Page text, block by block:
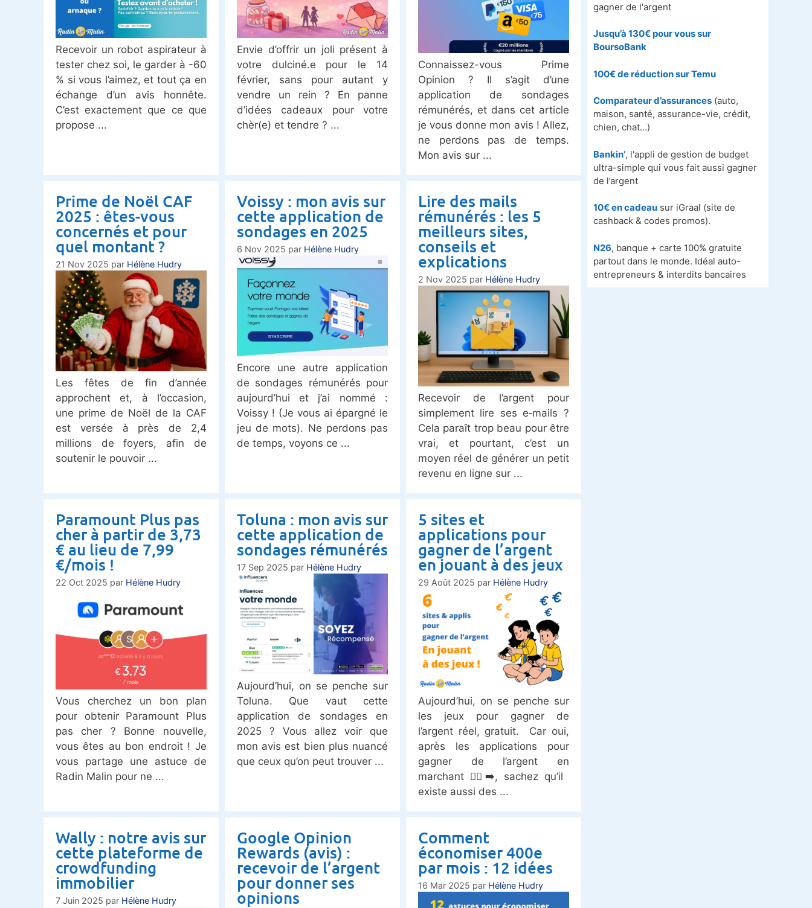
Recevoir un robot aspirateur à
tester chez soi, le garder à -60
% si vous l’aimez, et tout ça en
échange d’un avis honnête.
C’est exactement que ce que
propose
Envie d’offrir un joli présent à
votre dulciné.e pour le 14
février, sans pour autant y
vendre un rein ? En panne
d’idées cadeaux pour votre
chèr(e) et tendre ?
Connaissez-vous Prime
Opinion ? Il s’agit d’une
application de sondages
rémunérés, et dans cet article
je vous donne mon avis ! Allez,
ne perdons pas de temps.
Mon avis sur
Prime de Noël CAF
2025 : êtes-vous
concernés et pour
quel montant ?
21 Nov 2025 par Hélène Hudry
Les fêtes de fin d’année
approchent et, à l’occasion,
une prime de Noël de la CAF
est versée à près de 2,4
millions de foyers, afin de
soutenir le pouvoir
Voissy : mon avis sur
cette application de
sondages en 2025
6 Nov 2025 par Hélène Hudry
Encore une autre application
de sondages rémunérés pour
aujourd’hui et j’ai nommé :
Voissy ! (Je vous ai épargné le
jeu de mots). Ne perdons pas
de temps, voyons ce
Lire des mails
rémunérés : les 5
meilleurs sites,
conseils et
explications
2 Nov 2025 par Hélène Hudry
Recevoir de l’argent pour
simplement lire ses e‑mails ?
Cela paraît trop beau pour être
vrai, et pourtant, c’est un
moyen réel de générer un petit
revenu en ligne sur
Paramount Plus pas
cher à partir de 3,73
€ au lieu de 7,99
€/mois !
22 Oct 2025 par Hélène Hudry
Vous cherchez un bon plan
pour obtenir Paramount Plus
pas cher ? Bonne nouvelle,
vous êtes au bon endroit ! Je
vous partage une astuce de
Radin Malin pour ne
Toluna : mon avis sur
cette application de
sondages rémunérés
17 Sep 2025 par Hélène Hudry
Aujourd’hui, on se penche sur
Toluna. Que vaut cette
application de sondages en
2025 ? Vous allez voir que
mon avis est bien plus nuancé
que ceux qu’on peut trouver
5 sites et
applications pour
gagner de l’argent
en jouant à des jeux
29 Août 2025 par Hélène Hudry
Aujourd’hui, on se penche sur
les jeux pour gagner de
l’argent réel, gratuit. Car oui,
après les applications pour
gagner de l’argent en
marchant 🚶‍♂️‍➡️, sachez qu’il
existe aussi des
Wally : notre avis sur
cette plateforme de
crowdfunding
immobilier
7 Juin 2025 par Hélène Hudry
Google Opinion
Rewards (avis) :
recevoir de l’argent
pour donner ses
opinions
Comment
économiser 400e
par mois : 12 idées
16 Mar 2025 par Hélène Hudry
gagner de l'argent
Jusqu’à 130€ pour vous sur
BoursoBank
100€ de réduction surTemu
Comparateur d’assurances (auto,
maison, santé, assurance-vie, crédit,
chien, chat…)
Bankin’, l'appli de gestion de budget
ultra-simple qui vous fait aussi gagner
de l’argent
10€ en cadeau sur iGraal (site de
cashback & codes promos).
N26, banque + carte 100% gratuite
partout dans le monde. Idéal auto-
entrepreneurs & interdits bancaires